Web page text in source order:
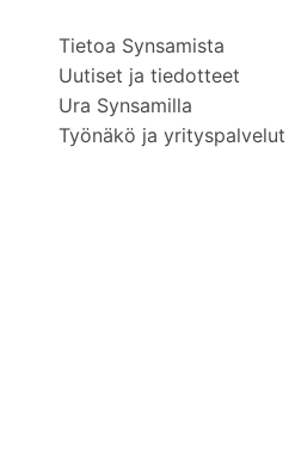
Tietoa Synsamista
Uutiset ja tiedotteet
Ura Synsamilla
Työnäkö ja yrityspalvelut